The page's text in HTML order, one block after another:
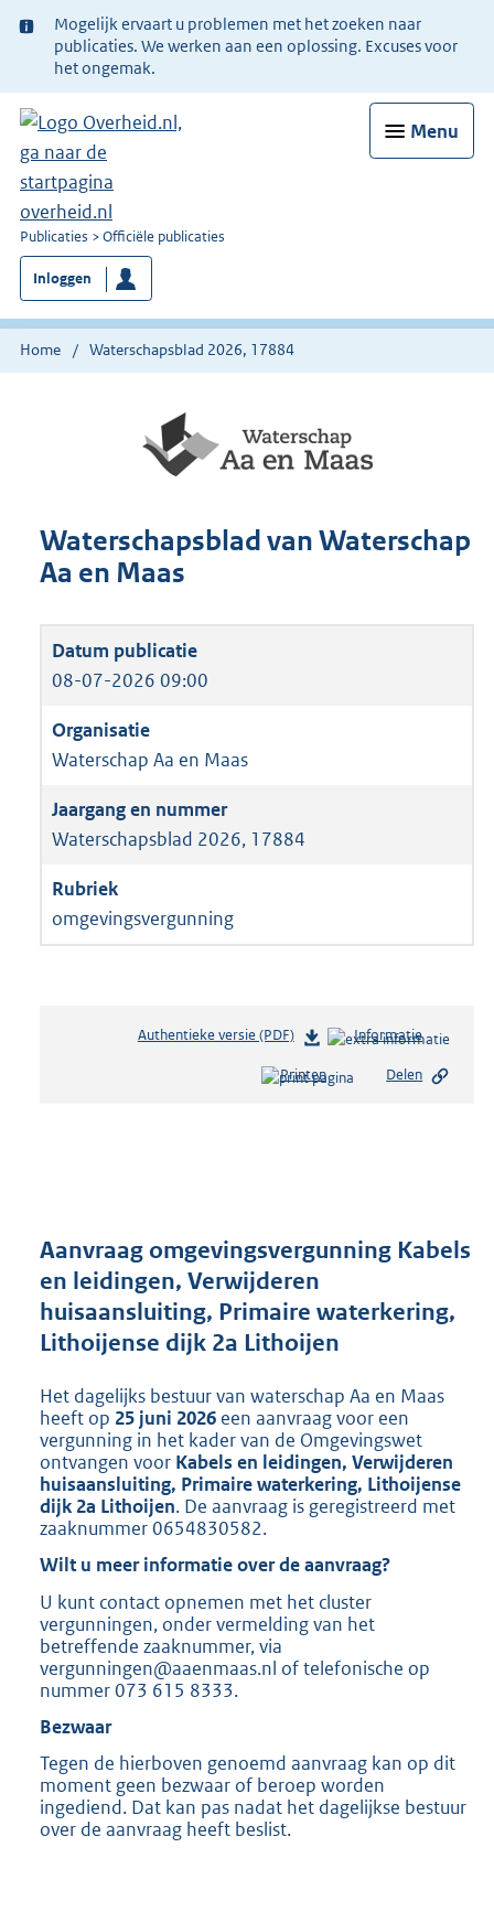
Ter
informatie:
Mogelijk ervaart u problemen met het zoeken naar
publicaties. We werken aan een oplossing. Excuses voor
het ongemak.
Menu
U
bent
nu
hier:
Publicaties Officiële publicaties
Inloggen
Home Waterschapsblad 2026, 17884
Waterschapsblad van Waterschap
Aa en Maas
08-07-2026 09:00
Waterschap Aa en Maas
Waterschapsblad 2026, 17884
omgevingsvergunning
Authentieke versie (PDF)b
s
r
o
o
t
t
2
1
2
K
b
Informatie
Printen Delen
Aanvraag omgevingsvergunning Kabels
en leidingen, Verwijderen
huisaansluiting, Primaire waterkering,
Lithoijense dijk 2a Lithoijen
Het dagelijks bestuur van waterschap Aa en Maas
heeft op 25 juni 2026 een aanvraag voor een
vergunning in het kader van de Omgevingswet
ontvangen voor Kabels en leidingen, Verwijderen
huisaansluiting, Primaire waterkering, Lithoijense
dijk 2a Lithoijen. De aanvraag is geregistreerd met
zaaknummer 0654830582.
Wilt u meer informatie over de aanvraag?
U kunt contact opnemen met het cluster
vergunningen, onder vermelding van het
betreffende zaaknummer, via
vergunningen@aaenmaas.nl of telefonische op
nummer 073 615 8333.
Bezwaar
Tegen de hierboven genoemd aanvraag kan op dit
moment geen bezwaar of beroep worden
ingediend. Dat kan pas nadat het dagelijkse bestuur
over de aanvraag heeft beslist.